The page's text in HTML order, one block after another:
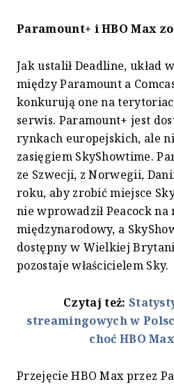
Paramount+ i HBO Max
Jak ustalił Deadline, układ
między Paramount a
konkurują one na
serwis. Paramount+ jest
rynkach europejskich, ale
zasięgiem SkyShowtime.
ze Szwecji, z Norwegii,
roku, aby zrobić miejsce
nie wprowadził Peacock na
międzynarodowy, a
dostępny w Wielkiej
pozostaje właścicielem Sky.
Czytaj też:
streamingowych w
choć HBO
Przejęcie HBO Max przez